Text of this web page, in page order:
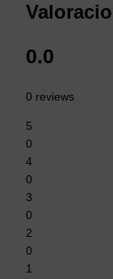
0.0
0 reviews
5
0
4
0
3
0
2
0
1